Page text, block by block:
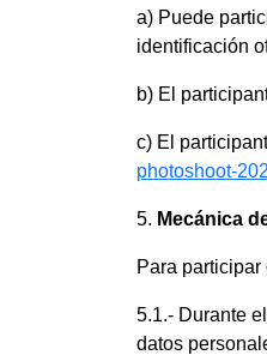
a) Puede
identificación
b) El
c) El
photoshoot-
5. Mecánica
Para
5.1.- Durante
datos